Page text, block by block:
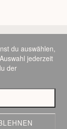
einkaufen.
du auswählen,
jederzeit
der